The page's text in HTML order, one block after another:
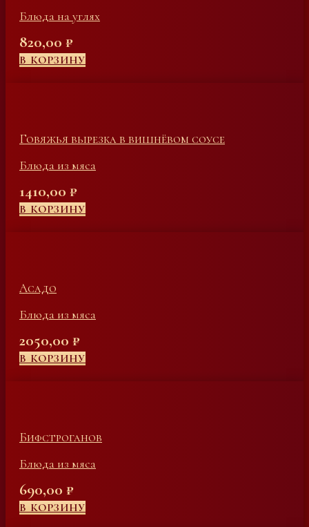
Блюда на углях
820,00 ₽
В КОРЗИНУ
Говяжья вырезка в вишнёвом соусе
Блюда из мяса
1410,00 ₽
В КОРЗИНУ
Асадо
Блюда из мяса
2050,00 ₽
В КОРЗИНУ
Бифстроганов
Блюда из мяса
690,00 ₽
В КОРЗИНУ